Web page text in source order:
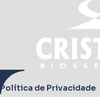
Política de Privacidade